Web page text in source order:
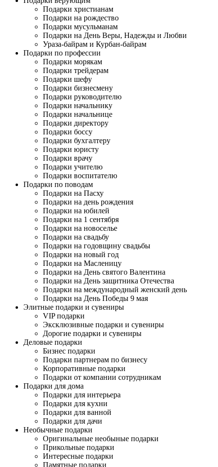
Подарки христианам
Подарки на рождество
Подарки мусульманам
Подарки на День Веры, Надежды и Любви
Ураза-байрам и Курбан-байрам
Подарки по профессии
Подарки морякам
Подарки трейдерам
Подарки шефу
Подарки бизнесмену
Подарки руководителю
Подарки начальнику
Подарки начальнице
Подарки директору
Подарки боссу
Подарки бухгалтеру
Подарки юристу
Подарки врачу
Подарки учителю
Подарки воспитателю
Подарки по поводам
Подарки на Пасху
Подарки на день рождения
Подарки на юбилей
Подарки на 1 сентября
Подарки на новоселье
Подарки на свадьбу
Подарки на годовщину свадьбы
Подарки на новый год
Подарки на Масленицу
Подарки на День святого Валентина
Подарки на День защитника Отечества
Подарки на международный женский день
Подарки на День Победы 9 мая
Элитные подарки и сувениры
VIP подарки
Эксклюзивные подарки и сувениры
Дорогие подарки и сувениры
Деловые подарки
Бизнес подарки
Подарки партнерам по бизнесу
Корпоративные подарки
Подарки от компании сотрудникам
Подарки для дома
Подарки для интерьера
Подарки для кухни
Подарки для ванной
Подарки для дачи
Необычные подарки
Оригинальные необыные подарки
Прикольные подарки
Интересные подарки
Памятные подарки